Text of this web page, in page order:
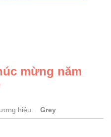
mừng năm
hiệu: Grey